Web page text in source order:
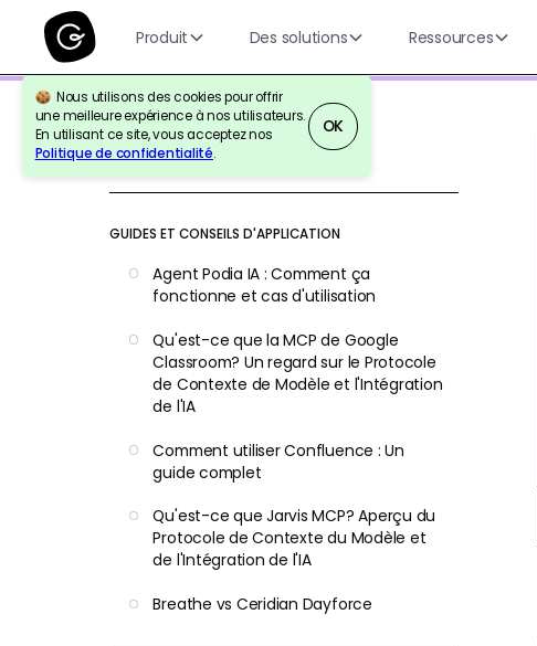
Produit Des solutions Ressources
Nous utilisons des cookies pour offrir
une meilleure expérience à nos utilisateurs.
En utilisant ce site, vous acceptez nos
Politique de confidentialité.
OK
Retour à la référence
GUIDES ET CONSEILS D'APPLICATION
Agent Podia IA : Comment ça
fonctionne et cas d'utilisation
Qu'est-ce que la MCP de Google
Classroom? Un regard sur le Protocole
de Contexte de Modèle et l'Intégration
de l'IA
Comment utiliser Confluence : Un
guide complet
Qu'est-ce que Jarvis MCP? Aperçu du
Protocole de Contexte du Modèle et
de l'Intégration de l'IA
Breathe vs Ceridian Dayforce